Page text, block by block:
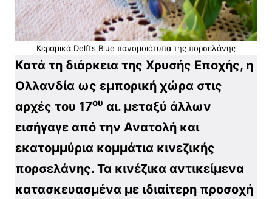
Κεραμικά Delfts Blue πανομοιότυπα της πορσελάνης
Κατά τη διάρκεια της Χρυσής Εποχής, η
Ολλανδία ως εμπορική χώρα στις
αρχές του 17ου αι. μεταξύ άλλων
εισήγαγε από την Ανατολή και
εκατομμύρια κομμάτια κινεζικής
πορσελάνης. Τα κινέζικα αντικείμενα
κατασκευασμένα με ιδιαίτερη προσοχή